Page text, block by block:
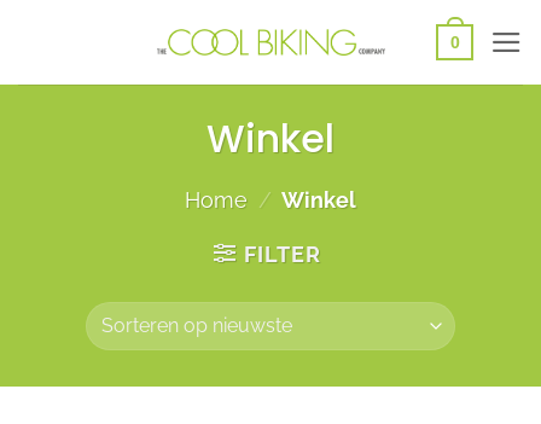
inhoud
0
Winkel
Home / Winkel
FILTER